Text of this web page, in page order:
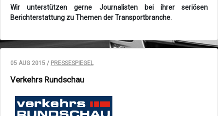
Wir unterstützen gerne Journalisten bei ihrer seriösen
Berichterstattung zu Themen der Transportbranche.
05 AUG 2015 / PRESSESPIEGEL
Verkehrs Rundschau